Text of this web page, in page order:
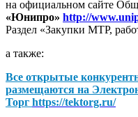
на официальном сайте
«Юнипро» http://
Раздел «Закупки МТР,
а также:
Все открытые
размещаются на
Торг https://tektorg.ru/